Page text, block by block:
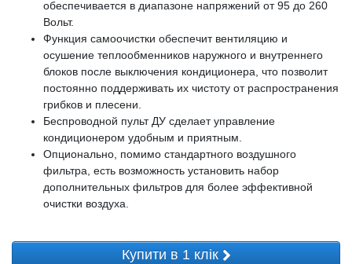
обеспечивается в диапазоне напряжений от 95 до 260
Вольт.
Функция самоочистки обеспечит вентиляцию и
осушение теплообменников наружного и внутреннего
блоков после выключения кондиционера, что позволит
постоянно поддерживать их чистоту от распространения
грибков и плесени.
Беспроводной пульт ДУ сделает управление
кондиционером удобным и приятным.
Опционально, помимо стандартного воздушного
фильтра, есть возможность установить набор
дополнительных фильтров для более эффективной
очистки воздуха.
Купити в 1 клік